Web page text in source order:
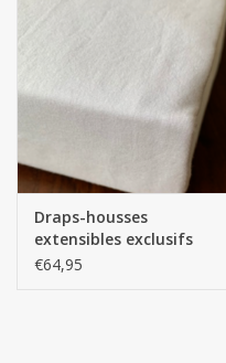
Linge de Plage
SUR MESURE
Draps-housses
extensibles exclusifs
Qualité 93 / Hauteur
€64,95